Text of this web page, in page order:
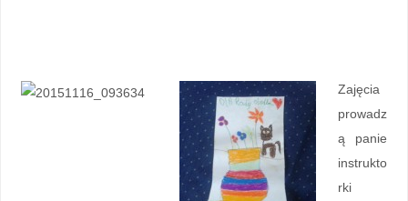
Zajęcia
prowadz
ą panie
instrukto
rki